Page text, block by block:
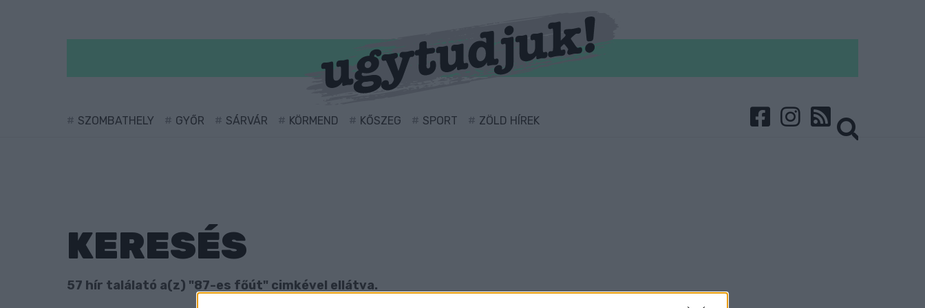
SZOMBATHELY GYŐR SÁRVÁR KÖRMEND KŐSZEG SPORT ZÖLD HÍREK
KERESÉS
57 hír találató a(z) "87-es főút" cimkével ellátva.